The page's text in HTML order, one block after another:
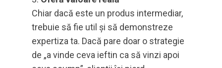
Chiar dacă este un produs intermediar,
trebuie să fie util și să demonstreze
expertiza ta. Dacă pare doar o strategie
de „a vinde ceva ieftin ca să vinzi apoi